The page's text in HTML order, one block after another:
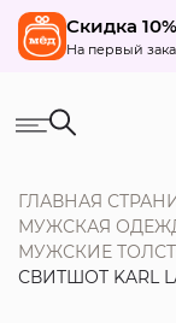
Скидка 10%
На первый
ГЛАВНАЯ
МУЖСКАЯ
МУЖСКИЕ
СВИТШОТ KARL